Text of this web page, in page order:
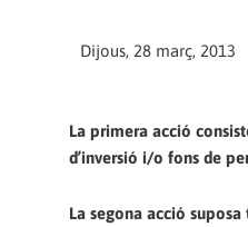
Dijous, 28 març, 2013
La primera acció
d’inversió i/o fons de
La segona acció